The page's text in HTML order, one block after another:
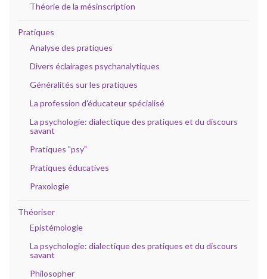
Théorie de la mésinscription
Pratiques
Analyse des pratiques
Divers éclairages psychanalytiques
Généralités sur les pratiques
La profession d'éducateur spécialisé
La psychologie: dialectique des pratiques et du discours
savant
Pratiques "psy"
Pratiques éducatives
Praxologie
Théoriser
Epistémologie
La psychologie: dialectique des pratiques et du discours
savant
Philosopher